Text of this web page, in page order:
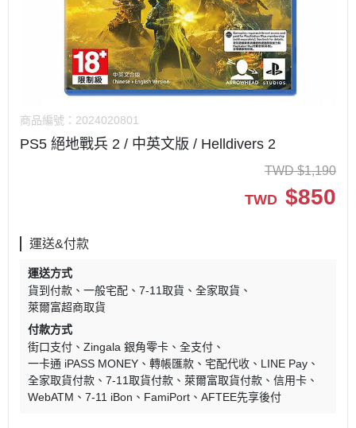
商品編號： 2024020801
PS5 絕地戰兵 2 / 中英文版 / Helldivers 2
TWD $1,190
TWD $850
運送&付款
運送方式
貨到付款
一般宅配 7-11取貨
全家取貨
萊爾富超商取貨
付款方式
街口支付
Zingala 銀角零卡
全支付
一卡通 iPASS MONEY
轉帳匯款 宅配代收
LINE Pay
全家取貨付款
7-11取貨付款 萊爾富取貨付款
信用卡
WebATM
7-11 iBon FamiPort AFTEE先享後付